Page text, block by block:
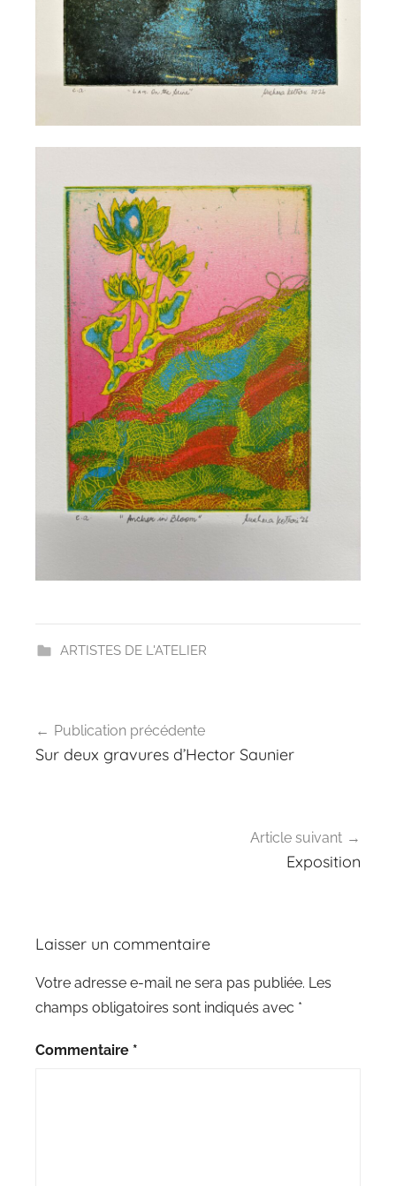
ARTISTES DE L'ATELIER
de
Publication précédente
Sur deux gravures d’Hector Saunier
Article suivant
Exposition
Laisser un commentaire
Votre adresse e-mail ne sera pas publiée. Les
champs obligatoires sont indiqués avec *
Commentaire *